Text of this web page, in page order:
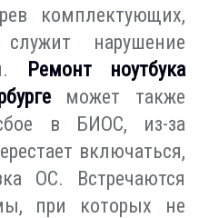
комплектующих,
нарушение
Ремонт ноутбука
может также
в БИОС, из-за
включаться,
ОС. Встречаются
при которых не